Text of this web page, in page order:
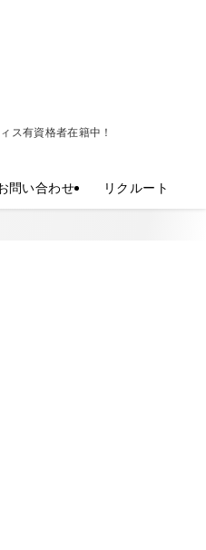
ス有資格者在籍中！
問い合わせ リクルート